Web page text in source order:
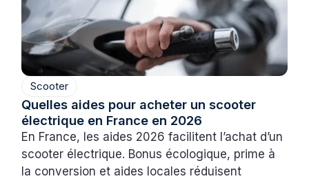
Scooter
Quelles aides pour acheter un scooter
électrique en France en 2026
En France, les aides 2026 facilitent l’achat d’un
scooter électrique. Bonus écologique, prime à
la conversion et aides locales réduisent